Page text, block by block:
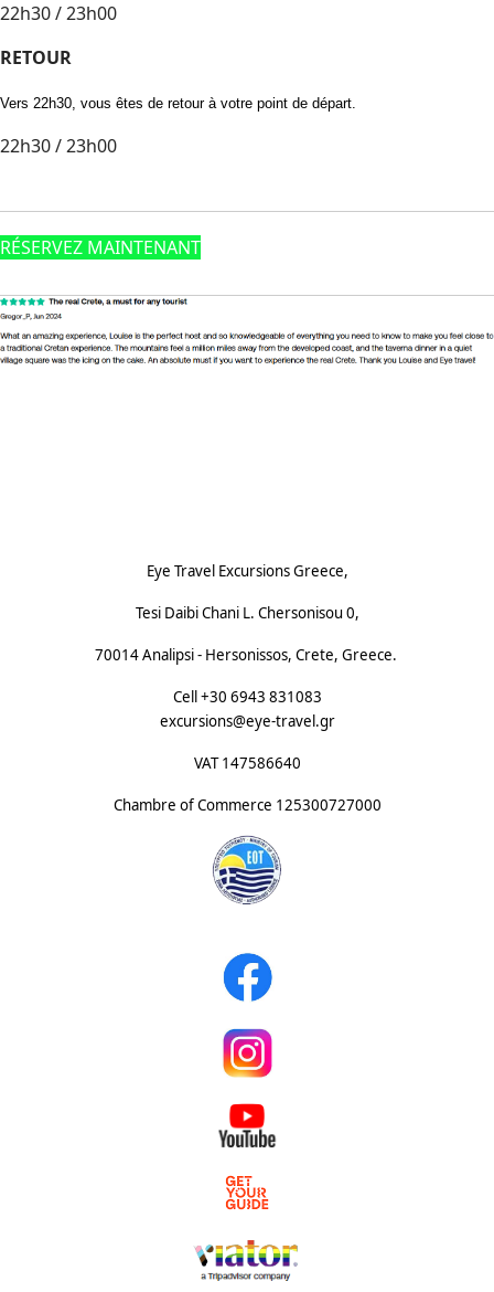
22h30 / 23h00
RETOUR
Vers 22h30, vous êtes de retour à votre point de départ.
22h30 / 23h00
RÉSERVEZ MAINTENANT
Avis en Vedette
Eye Travel Excursions Greece,
Tesi Daibi Chani L. Chersonisou 0,
70014 Analipsi - Hersonissos, Crete, Greece.
Cell +30 6943 831083
excursions@eye-travel.gr
VAT 147586640
Chambre of Commerce 125300727000